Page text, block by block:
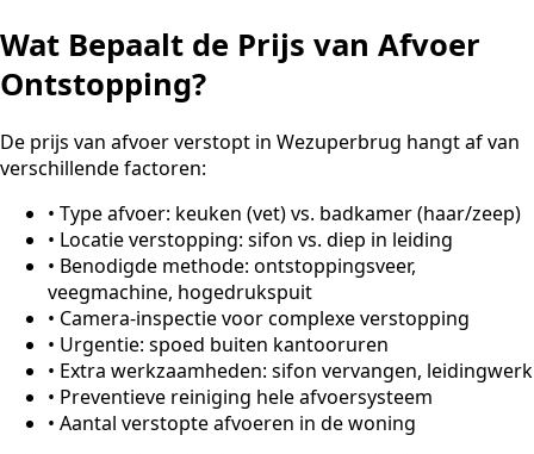
Wat Bepaalt de Prijs van Afvoer
Ontstopping?
De prijs van afvoer verstopt in Wezuperbrug hangt af van
verschillende factoren:
• Type afvoer: keuken (vet) vs. badkamer (haar/zeep)
• Locatie verstopping: sifon vs. diep in leiding
• Benodigde methode: ontstoppingsveer,
veegmachine, hogedrukspuit
• Camera-inspectie voor complexe verstopping
• Urgentie: spoed buiten kantooruren
• Extra werkzaamheden: sifon vervangen, leidingwerk
• Preventieve reiniging hele afvoersysteem
• Aantal verstopte afvoeren in de woning